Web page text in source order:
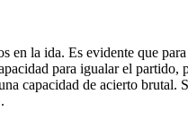
la ida. Es evidente que
para igualar el
capacidad de acierto